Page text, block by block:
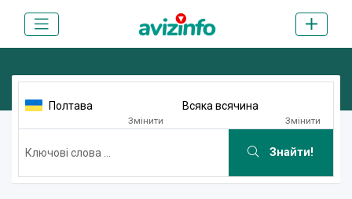
Полтава
Змінити
Всяка всячина
Змінити
Знайти!